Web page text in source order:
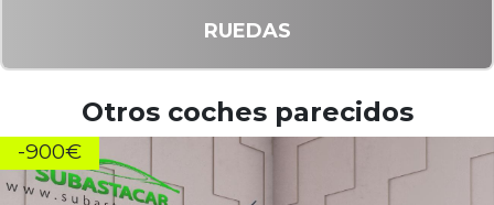
RUEDAS
Otros coches parecidos
-900€